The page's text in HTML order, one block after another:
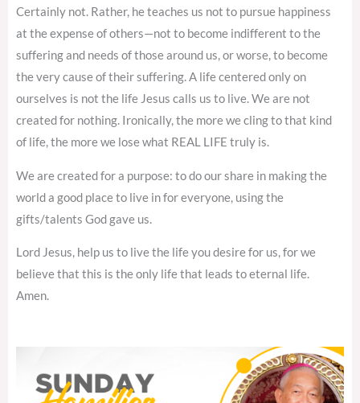
Certainly not. Rather, he teaches us not to pursue happiness
at the expense of others—not to become indifferent to the
suffering and needs of those around us, or worse, to become
the very cause of their suffering. A life centered only on
ourselves is not the life Jesus calls us to live. We are not
created for nothing. Ironically, the more we cling to that kind
of life, the more we lose what REAL LIFE truly is.
We are created for a purpose: to do our share in making the
world a good place to live in for everyone, using the
gifts/talents God gave us.
Lord Jesus, help us to live the life you desire for us, for we
believe that this is the only life that leads to eternal life.
Amen.